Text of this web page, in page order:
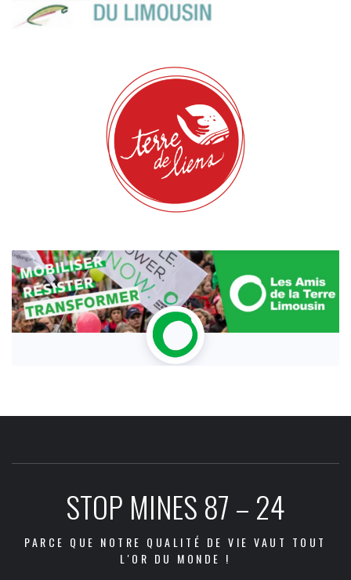
STOP MINES 87 – 24
PARCE QUE NOTRE QUALITÉ DE VIE VAUT TOUT
L'OR DU MONDE !